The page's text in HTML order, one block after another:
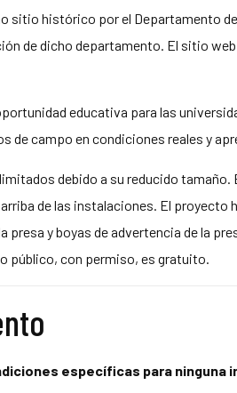
sitio histórico por el Departamento
de dicho departamento. El sitio
educativa para las
de campo en condiciones reales y
debido a su reducido
de las instalaciones. El
presa y boyas de advertencia de la
público, con permiso, es gratuito.
específicas para ninguna